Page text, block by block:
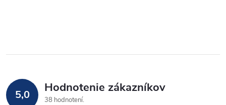
5,0 Hodnotenie zákazníkov
38 hodnotení